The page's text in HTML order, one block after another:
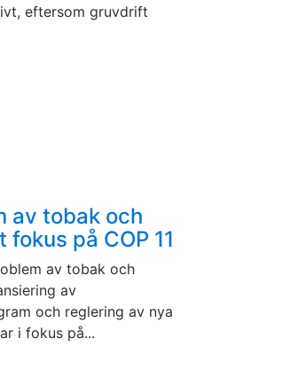
eftersom gruvdrift
av tobak och
på COP 11
av tobak och
av
och reglering av nya
i fokus på...